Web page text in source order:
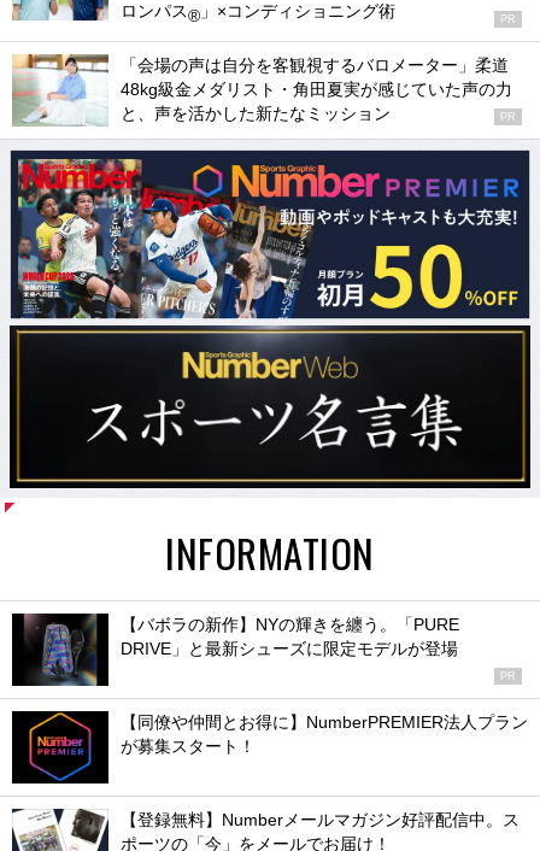
ロンパス® 」×コンディショニング術 PR
「会場の声は自分を客観視するバロメーター」柔道
48kg級金メダリスト・角田夏実が感じていた声の力
と、声を活かした新たなミッション
PR
INFORMATION
【バボラの新作】NYの輝きを纏う。「PURE
DRIVE」と最新シューズに限定モデルが登場
PR
【同僚や仲間とお得に】NumberPREMIER法人プラン
が募集スタート！
【登録無料】Numberメールマガジン好評配信中。ス
ポーツの「今」をメールでお届け！